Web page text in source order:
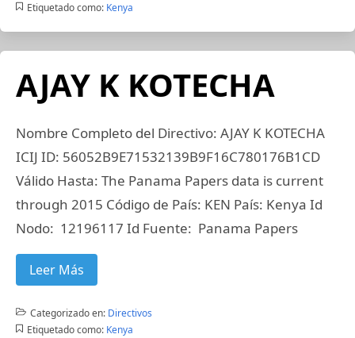
Etiquetado como: Kenya
AJAY K KOTECHA
Nombre Completo del Directivo: AJAY K KOTECHA
ICIJ ID: 56052B9E71532139B9F16C780176B1CD
Válido Hasta: The Panama Papers data is current
through 2015 Código de País: KEN País: Kenya Id
Nodo: 12196117 Id Fuente: Panama Papers
Leer Más
Categorizado en: Directivos
Etiquetado como: Kenya